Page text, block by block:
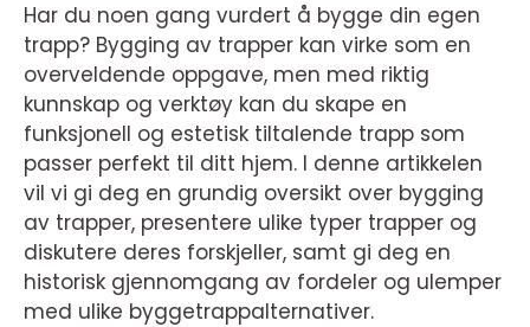
Har du noen gang vurdert å bygge din egen
trapp? Bygging av trapper kan virke som en
overveldende oppgave, men med riktig
kunnskap og verktøy kan du skape en
funksjonell og estetisk tiltalende trapp som
passer perfekt til ditt hjem. I denne artikkelen
vil vi gi deg en grundig oversikt over bygging
av trapper, presentere ulike typer trapper og
diskutere deres forskjeller, samt gi deg en
historisk gjennomgang av fordeler og ulemper
med ulike byggetrappalternativer.